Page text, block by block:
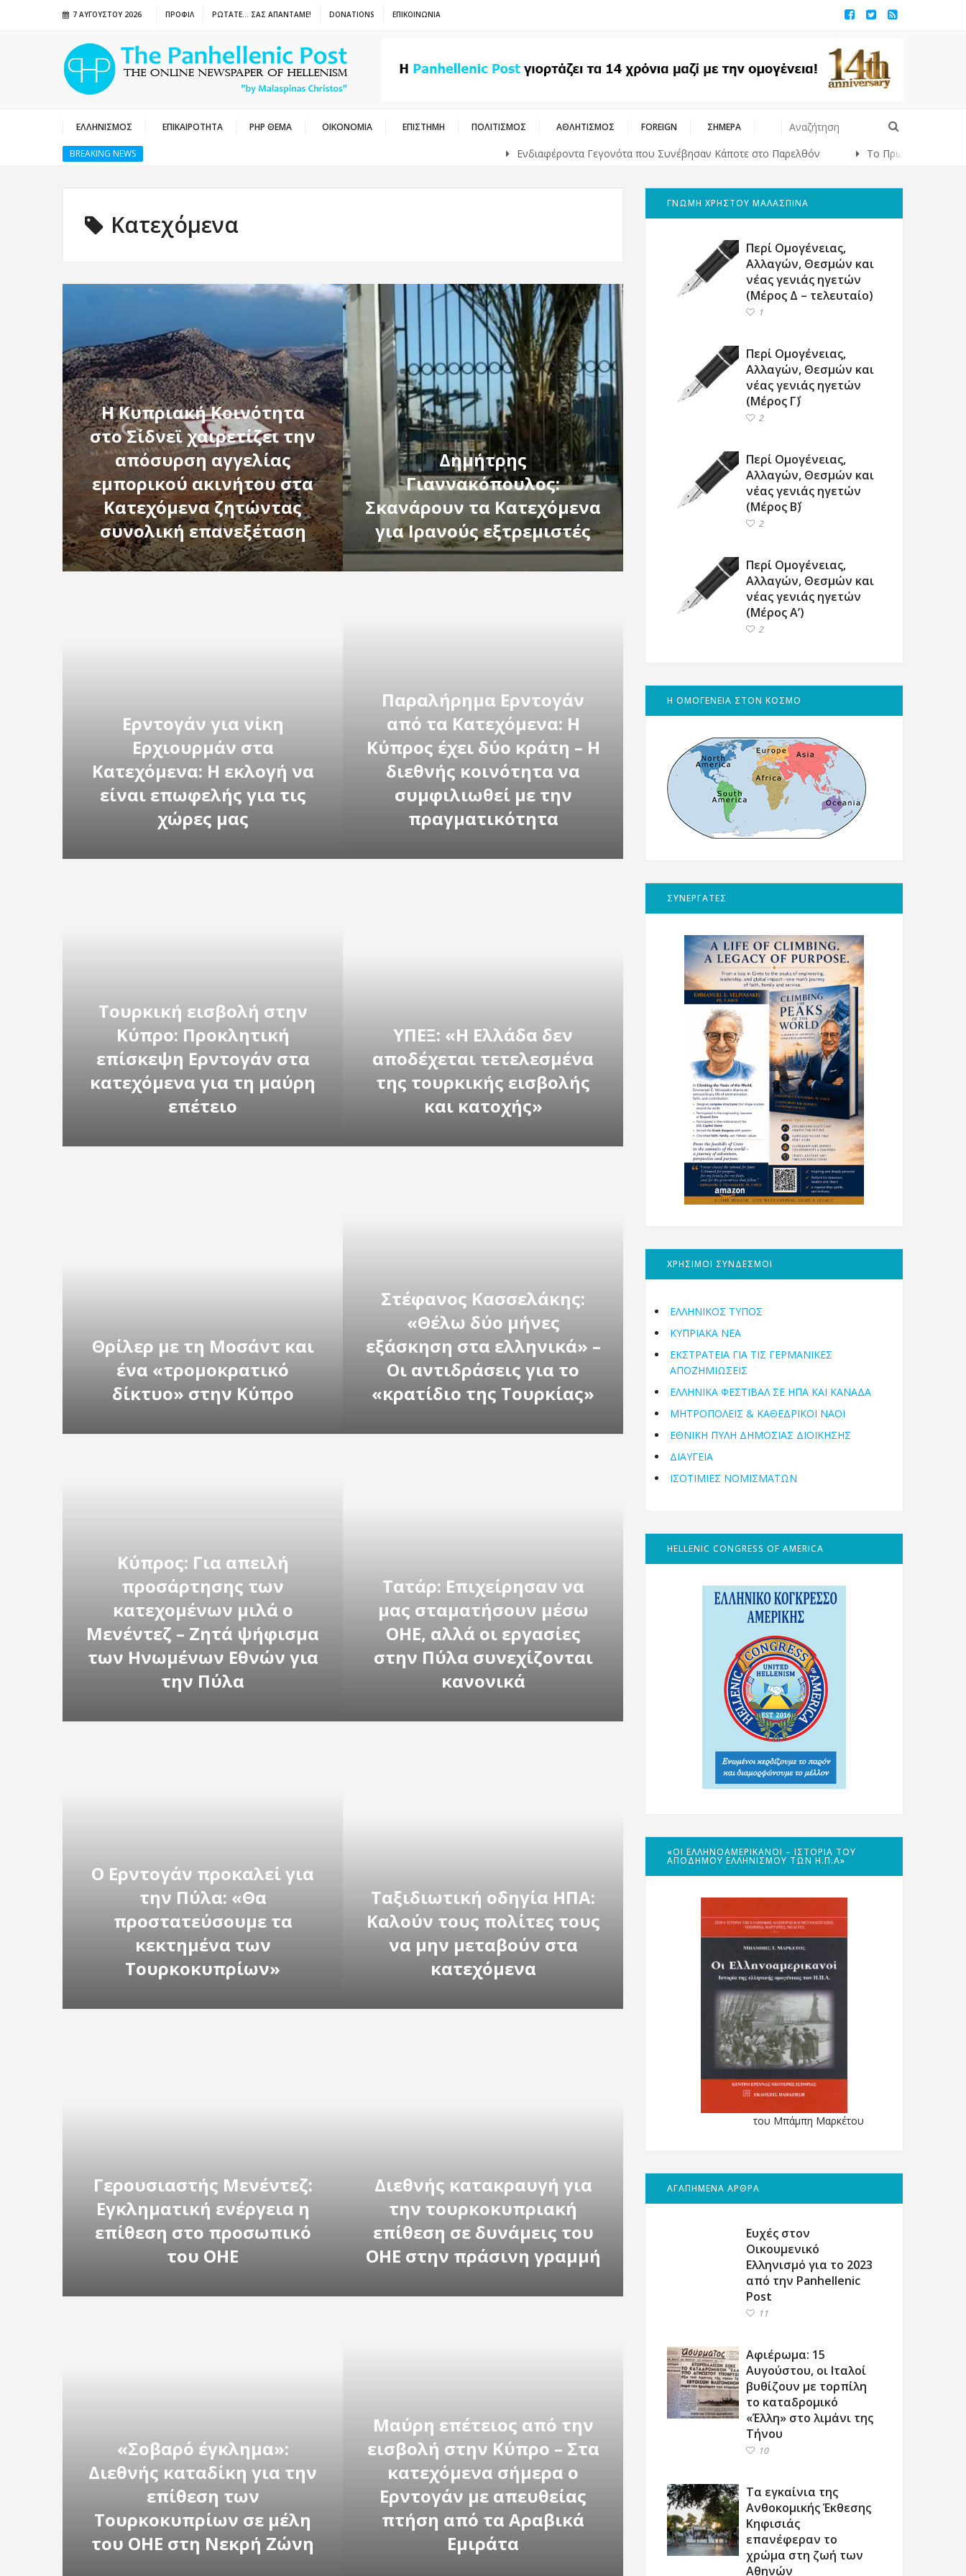
7 ΑΥΓΟΎΣΤΟΥ 2026 ΠΡΟΦΙΛ ΡΩΤΑΤΕ… ΣΑΣ ΑΠΑΝΤΑΜΕ! DONATIONS ΕΠΙΚΟΙΝΩΝΙΑ
ΕΛΛΗΝΙΣΜΟΣ ΕΠΙΚΑΙΡΟΤΗΤΑ PHP ΘΕΜΑ ΟΙΚΟΝΟΜΙΑ ΕΠΙΣΤΗΜΗ ΠΟΛΙΤΙΣΜΟΣ ΑΘΛΗΤΙΣΜΟΣ FOREIGN ΣΗΜΕΡΑ
BREAKING NEWS Ενδιαφέροντα Γεγονότα που Συνέβησαν Κάποτε στο Παρελθόν Το Πρωινό της Παρασκευής
Κατεχόμενα
Η Κυπριακή Κοινότητα
στο Σίδνεϊ χαιρετίζει την
απόσυρση αγγελίας
εμπορικού ακινήτου στα
Κατεχόμενα ζητώντας
συνολική επανεξέταση
Δημήτρης
Γιαννακόπουλος:
Σκανάρουν τα Κατεχόµενα
για Ιρανούς εξτρεµιστές
Ερντογάν για νίκη
Ερχιουρμάν στα
Κατεχόμενα: Η εκλογή να
είναι επωφελής για τις
χώρες μας
Παραλήρημα Ερντογάν
από τα Κατεχόμενα: Η
Κύπρος έχει δύο κράτη – Η
διεθνής κοινότητα να
συμφιλιωθεί με την
πραγματικότητα
Τουρκική εισβολή στην
Κύπρο: Προκλητική
επίσκεψη Ερντογάν στα
κατεχόμενα για τη μαύρη
επέτειο
ΥΠΕΞ: «Η Ελλάδα δεν
αποδέχεται τετελεσμένα
της τουρκικής εισβολής
και κατοχής»
Θρίλερ με τη Μοσάντ και
ένα «τρομοκρατικό
δίκτυο» στην Κύπρο
Στέφανος Κασσελάκης:
«Θέλω δύο μήνες
εξάσκηση στα ελληνικά» –
Οι αντιδράσεις για το
«κρατίδιο της Τουρκίας»
Κύπρος: Για απειλή
προσάρτησης των
κατεχομένων μιλά ο
Μενέντεζ – Zητά ψήφισμα
των Ηνωμένων Εθνών για
την Πύλα
Τατάρ: Επιχείρησαν να
μας σταματήσουν μέσω
ΟΗΕ, αλλά οι εργασίες
στην Πύλα συνεχίζονται
κανονικά
Ο Ερντογάν προκαλεί για
την Πύλα: «Θα
προστατεύσουμε τα
κεκτημένα των
Τουρκοκυπρίων»
Ταξιδιωτική οδηγία ΗΠΑ:
Καλούν τους πολίτες τους
να μην μεταβούν στα
κατεχόμενα
Γερουσιαστής Μενέντεζ:
Εγκληματική ενέργεια η
επίθεση στο προσωπικό
του ΟΗΕ
Διεθνής κατακραυγή για
την τουρκοκυπριακή
επίθεση σε δυνάμεις του
ΟΗΕ στην πράσινη γραμμή
«Σοβαρό έγκλημα»:
Διεθνής καταδίκη για την
επίθεση των
Τουρκοκυπρίων σε μέλη
του ΟΗΕ στη Νεκρή Ζώνη
Μαύρη επέτειος από την
εισβολή στην Κύπρο – Στα
κατεχόμενα σήμερα ο
Ερντογάν με απευθείας
πτήση από τα Αραβικά
Εμιράτα
ΓΝΩΜΗ ΧΡΗΣΤΟΥ ΜΑΛΑΣΠΙΝΑ
Περί Ομογένειας,
Αλλαγών, Θεσμών και
νέας γενιάς ηγετών
(Μέρος Δ – τελευταίο)
1
Περί Ομογένειας,
Αλλαγών, Θεσμών και
νέας γενιάς ηγετών
(Μέρος Γ΄)
2
Περί Ομογένειας,
Αλλαγών, Θεσμών και
νέας γενιάς ηγετών
(Μέρος Β΄)
2
Περί Ομογένειας,
Αλλαγών, Θεσμών και
νέας γενιάς ηγετών
(Μέρος Α’)
2
Η ΟΜΟΓΕΝΕΙΑ ΣΤΟΝ ΚΟΣΜΟ
ΣΥΝΕΡΓΑΤΕΣ
ΧΡΗΣΙΜΟΙ ΣΥΝΔΕΣΜΟΙ
ΕΛΛΗΝΙΚΟΣ ΤΥΠΟΣ
ΚΥΠΡΙΑΚΑ ΝΕΑ
ΕΚΣΤΡΑΤΕΙΑ ΓΙΑ ΤΙΣ ΓΕΡΜΑΝΙΚΕΣ
ΑΠΟΖΗΜΙΩΣΕΙΣ
ΕΛΛΗΝΙΚΆ ΦΕΣΤΙΒΆΛ ΣΕ ΗΠΑ ΚΑΙ ΚΑΝΑΔΑ
ΜΗΤΡΟΠΌΛΕΙΣ & ΚΑΘΕΔΡΙΚΟΊ ΝΑΟΊ
ΕΘΝΙΚΉ ΠΎΛΗ ΔΗΜΌΣΙΑΣ ΔΙΟΊΚΗΣΗΣ
ΔΙΑΥΓΕΙΑ
ΙΣΟΤΙΜΙΕΣ ΝΟΜΙΣΜΑΤΩΝ
HELLENIC CONGRESS OF AMERICA
«ΟΙ ΕΛΛΗΝΟΑΜΕΡΙΚΑΝΟΊ – ΙΣΤΟΡΊΑ ΤΟΥ
ΑΠΌΔΗΜΟΥ ΕΛΛΗΝΙΣΜΟΎ ΤΩΝ Η.Π.Α»
του Μπάμπη Μαρκέτου
ΑΓΑΠΗΜΕΝΑ ΑΡΘΡΑ
Ευχές στον
Οικουμενικό
Ελληνισμό για το 2023
από την Panhellenic
Post
11
Αφιέρωμα: 15
Αυγούστου, οι Ιταλοί
βυθίζουν με τορπίλη
το καταδρομικό
«Έλλη» στο λιμάνι της
Τήνου
10
Τα εγκαίνια της
Ανθοκομικής Έκθεσης
Κηφισιάς
επανέφεραν το
χρώμα στη ζωή των
Αθηνών